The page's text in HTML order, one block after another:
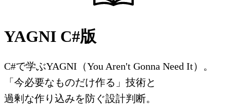
YAGNI C#版
C#で学ぶYAGNI（You Aren't Gonna Need It）。
「今必要なものだけ作る」技術と
過剰な作り込みを防ぐ設計判断。